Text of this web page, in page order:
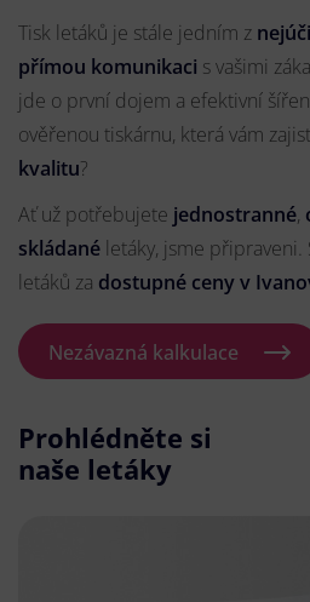
Tisk letáků je stále jedním z
přímou komunikaci s vašimi
jde o první dojem a efektivní
ověřenou tiskárnu, která vám
kvalitu?
Ať už potřebujete jednostranné,
skládané letáky, jsme připraveni.
letáků za dostupné ceny v
Nezávazná kalkulace
Prohlédněte si
naše letáky